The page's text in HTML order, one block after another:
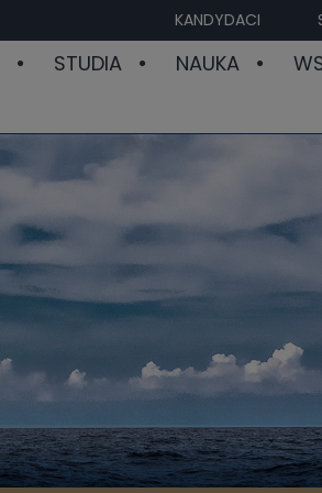
KANDYDACI
STUDIA NAUKA